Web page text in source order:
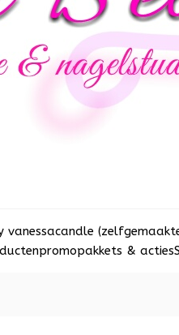
vanessacandle
promopakkets & acties